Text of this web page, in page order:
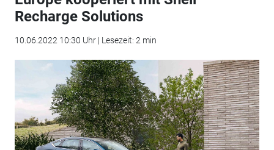
Recharge Solutions
10.06.2022 10:30 Uhr | Lesezeit: 2 min